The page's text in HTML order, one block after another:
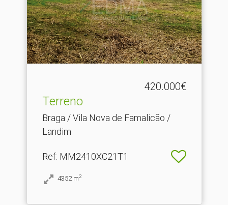
420.000€
Terreno
Braga / Vila Nova de Famalicão /
Landim
Ref: MM2410XC21T1
4352 m2